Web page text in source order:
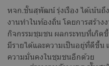
หจก.ชั้นสุพัฒน์ รุ่งเรือง ได้เน้นถึ
งานทำในท้องถิ่น โดยการสร้า
กิจกรรมชุมชน ผลกระทบที่เกิด
มีรายได้และความเป็นอยู่ที่ดีขึ้น
ความมั่นคงในชุมชนอีกด้วย